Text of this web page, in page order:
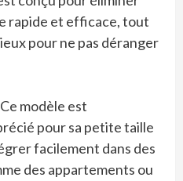
rapide et efficace, tout
pour ne pas déranger
modèle est
pour sa petite taille
facilement dans des
des appartements ou